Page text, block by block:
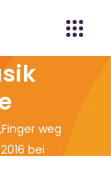
weg
bei